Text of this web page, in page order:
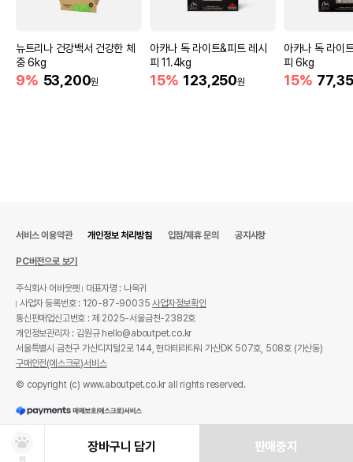
뉴트리나 건강백서 건강한 체
중 6kg
9% 53,200원
아카나 독 라이트&피트 레시
피 11.4kg
15% 123,250원
아카나 독 라이
피 6kg
15%
찜
장바구니 담기 판매중지
서비스 이용약관 개인정보 처리방침 입점/제휴 문의 공지사항
PC버전으로 보기
주식회사 어바웃펫
대표자명 : 나옥귀
사업자 등록번호 : 120-87-90035사업자정보확인
통신판매업신고번호 : 제 2025-서울금천-2382호
개인정보관리자 : 김원규 hello@aboutpet.co.kr
서울특별시 금천구 가산디지털2로 144, 현대테라타워 가산DK 507호, 508호 (가산동)
구매안전(에스크로)서비스
© copyright (c) www.aboutpet.co.kr all rights reserved.